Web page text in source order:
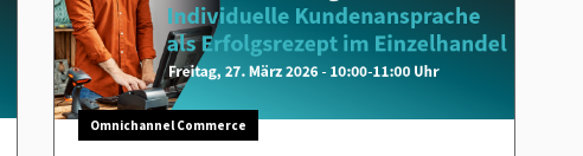
Omnichannel Commerce